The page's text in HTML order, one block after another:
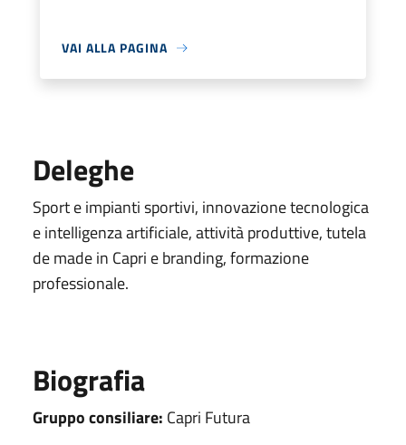
VAI ALLA PAGINA
Deleghe
Sport e impianti sportivi, innovazione tecnologica
e intelligenza artificiale, attività produttive, tutela
de made in Capri e branding, formazione
professionale.
Biografia
Gruppo consiliare: Capri Futura